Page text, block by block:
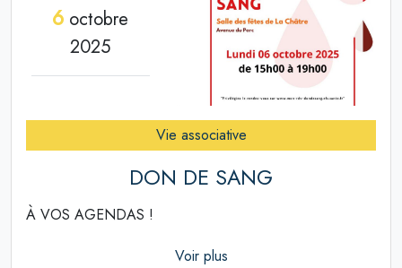
6 octobre
2025
Vie associative
DON DE SANG
À VOS AGENDAS !
Voir plus